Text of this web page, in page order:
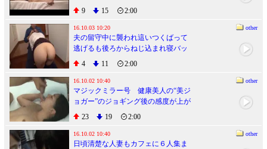
デビュー！ ちなみ 怖そうなオラオラ
系不良娘がおじさんとセックスする
時のギャップが超オトメ。【オイル
マッサージもあるよ】
9 15 2:00
16.10.03 10:20 other
夫の留守中に襲われ這いつくばって
逃げるも後ろからねじ込まれ寝バッ
ク激ピストンで何度も痙攣イキする
4 11 2:00
16.10.02 10:40 other
マジックミラー号 健康美人の“美ジ
ョガー”のジョギング後の感度が上が
ったトロトロま○こをオイルまみれ赤
面ストレッチ！身体が引き締まって
キツキツになったオマ○コにヌプッと
挿入（ハート）
23 19 2:00
16.10.02 10:40 other
日頃清楚な人妻もカフェに６人集ま